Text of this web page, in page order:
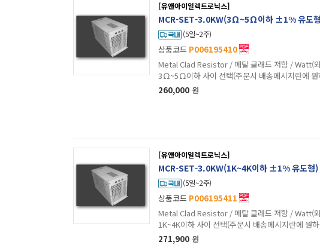
[유앤아이일렉트로닉스]
MCR-SET-3.0KW(3Ω~5Ω이하 ±1% 유도
(5일~2주)
상품코드 P006195410
Metal Clad Resistor / 메탈 클래드 저항 / Watt(와트):3.0KW / 오
3Ω~5Ω이하 사이 선택(주문시 배송메시지란에 원
260,000 원
[유앤아이일렉트로닉스]
MCR-SET-3.0KW(1K~4K이하 ±1% 유도형)
(5일~2주)
상품코드 P006195411
Metal Clad Resistor / 메탈 클래드 저항 / Watt(와트):3.0KW / 오
1K~4K이하 사이 선택(주문시 배송메시지란에 원
271,900 원